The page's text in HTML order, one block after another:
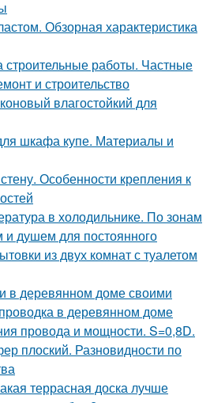
Обзорная характеристика
строительные работы. Частные
и строительство
влагостойкий для
шкафа купе. Материалы и
Особенности крепления к
в холодильнике. По зонам
и душем для постоянного
из двух комнат с туалетом
в деревянном доме своими
в деревянном доме
провода и мощности. S=0,8D.
плоский. Разновидности по
террасная доска лучше